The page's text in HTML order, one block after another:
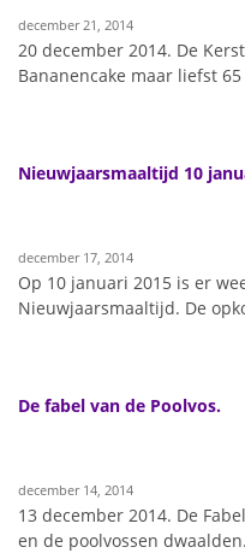
december 21, 2014
20 december 2014. De
Bananencake maar liefst
Nieuwjaarsmaaltijd 10
december 17, 2014
Op 10 januari 2015 is er
Nieuwjaarsmaaltijd. De
De fabel van de Poolvos.
december 14, 2014
13 december 2014. De
en de poolvossen